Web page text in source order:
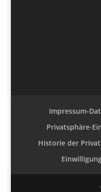
Impressum-
Privatsphäre-
Historie der